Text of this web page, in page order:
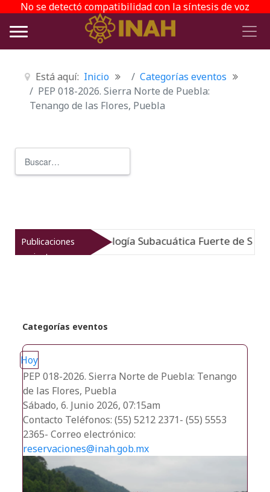
No se detectó compatibilidad con la síntesis de voz
Está aquí: Inicio
Categorías eventos
PEP 018-2026. Sierra Norte de Puebla:
Tenango de las Flores, Puebla
Publicaciones
recientes
Museo de Arqueología Subacuática Fuerte de San
Categorías eventos
Hoy
PEP 018-2026. Sierra Norte de Puebla: Tenango
de las Flores, Puebla
Sábado, 6. Junio 2026, 07:15am
Contacto Teléfonos: (55) 5212 2371- (55) 5553
2365- Correo electrónico:
reservaciones@inah.gob.mx